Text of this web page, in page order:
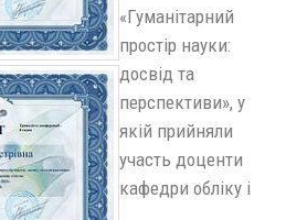
«Гуманітарний
простір науки:
досвід та
перспективи», у
якій прийняли
участь доценти
кафедри обліку і